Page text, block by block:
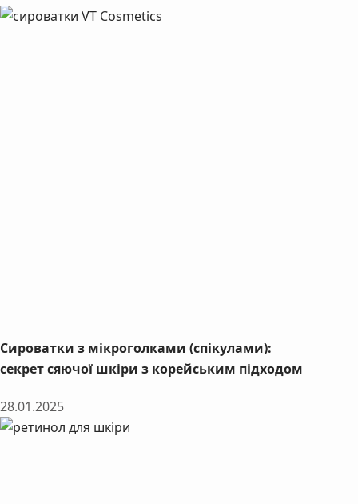
Сироватки з мікроголками (спікулами):
секрет сяючої шкіри з корейським підходом
28.01.2025